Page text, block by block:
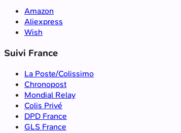
Amazon
Aliexpress
Wish
Suivi France
La Poste/Colissimo
Chronopost
Mondial Relay
Colis Privé
DPD France
GLS France